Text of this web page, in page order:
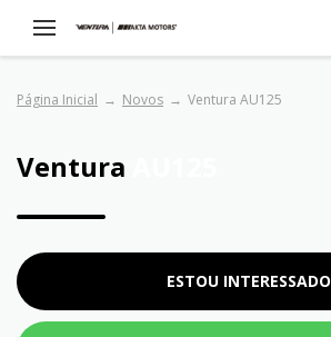
Página Inicial Novos Ventura AU125
Ventura
ESTOU INTERESSADO